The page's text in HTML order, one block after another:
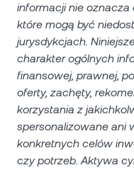
informacji nie oznacza
które mogą być
jurysdykcjach.
charakter ogólnych
finansowej, prawnej,
oferty, zachęty,
korzystania z
spersonalizowane ani
konkretnych celów
czy potrzeb. Aktywa